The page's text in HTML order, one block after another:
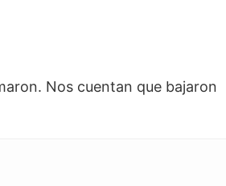
Nos cuentan que bajaron